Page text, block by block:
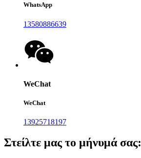
WhatsApp
13580886639
WeChat
WeChat
13925718197
Στείλτε μας το μήνυμά σας: